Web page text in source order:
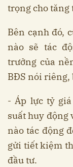
trọng cho tăng
Bên cạnh đó,
nào sẽ tác
trưởng của
BĐS nói riêng,
- Áp lực tỷ
suất huy động
nào tác động
gửi tiết kiệm
đầu tư.